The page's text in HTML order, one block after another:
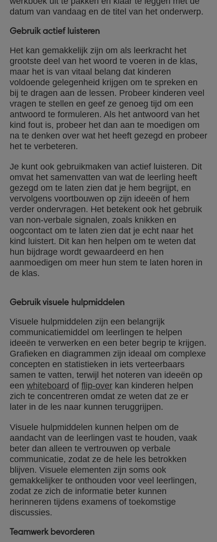
datum van vandaag en de titel van het onderwerp.
Gebruik actief luisteren
Het kan gemakkelijk zijn om als leerkracht het
grootste deel van het woord te voeren in de klas,
maar het is van vitaal belang dat kinderen
voldoende gelegenheid krijgen om te spreken en
bij te dragen aan de lessen. Probeer kinderen veel
vragen te stellen en geef ze genoeg tijd om een
antwoord te formuleren. Als het antwoord van het
kind fout is, probeer het dan aan te moedigen om
na te denken over wat het heeft gezegd en probeer
het te verbeteren.
Je kunt ook gebruikmaken van actief luisteren. Dit
omvat het samenvatten van wat de leerling heeft
gezegd om te laten zien dat je hem begrijpt, en
vervolgens voortbouwen op zijn ideeën of hem
verder ondervragen. Het betekent ook het gebruik
van non-verbale signalen, zoals knikken en
oogcontact om te laten zien dat je echt naar het
kind luistert. Dit kan hen helpen om te weten dat
hun bijdrage wordt gewaardeerd en hen
aanmoedigen om meer hun stem te laten horen in
de klas.
Gebruik visuele hulpmiddelen
Visuele hulpmiddelen zijn een belangrijk
communicatiemiddel om leerlingen te helpen
ideeën te verwerken en een beter begrip te krijgen.
Grafieken en diagrammen zijn ideaal om complexe
concepten en statistieken in iets verteerbaars
samen te vatten, terwijl het noteren van ideeën op
een whiteboard of flip-over kan kinderen helpen
zich te concentreren omdat ze weten dat ze er
later in de les naar kunnen teruggrijpen.
Visuele hulpmiddelen kunnen helpen om de
aandacht van de leerlingen vast te houden, vaak
beter dan alleen te vertrouwen op verbale
communicatie, zodat ze de hele les betrokken
blijven. Visuele elementen zijn soms ook
gemakkelijker te onthouden voor veel leerlingen,
zodat ze zich de informatie beter kunnen
herinneren tijdens examens of toekomstige
discussies.
Teamwerk bevorderen